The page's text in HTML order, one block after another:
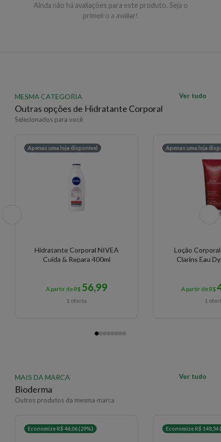
Ainda não há avaliações para este produto. Seja o
primeiro a avaliar!
MESMA CATEGORIA
Outras opções de Hidratante Corporal
Selecionados para você
Ver tudo
Apenas uma loja disponível
Hidratante Corporal NIVEA
Cuida & Repara 400ml
A partir de R$ 56,99
1 oferta
Apenas uma loja
Loção
Clarins Eau
A partir de R$
1
MAIS DA MARCA
Bioderma
Outros produtos da mesma marca
Ver tudo
Economize R$ 46,06 (29%) Economize R$ 148,54